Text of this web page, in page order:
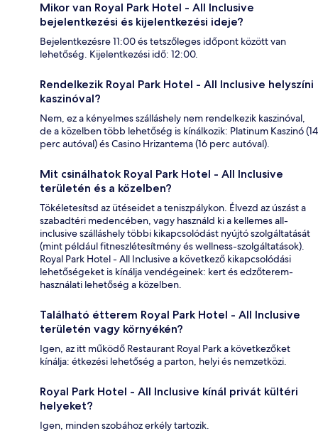
Mikor van Royal Park Hotel - All Inclusive
bejelentkezési és kijelentkezési ideje?
Bejelentkezésre 11:00 és tetszőleges időpont között van
lehetőség. Kijelentkezési idő: 12:00.
Rendelkezik Royal Park Hotel - All Inclusive helyszíni
kaszinóval?
Nem, ez a kényelmes szálláshely nem rendelkezik kaszinóval,
de a közelben több lehetőség is kínálkozik: Platinum Kaszinó (14
perc autóval) és Casino Hrizantema (16 perc autóval).
Mit csinálhatok Royal Park Hotel - All Inclusive
területén és a közelben?
Tökéletesítsd az ütéseidet a teniszpálykon. Élvezd az úszást a
szabadtéri medencében, vagy használd ki a kellemes all-
inclusive szálláshely többi kikapcsolódást nyújtó szolgáltatását
(mint például fitneszlétesítmény és wellness-szolgáltatások).
Royal Park Hotel - All Inclusive a következő kikapcsolódási
lehetőségeket is kínálja vendégeinek: kert és edzőterem-
használati lehetőség a közelben.
Található étterem Royal Park Hotel - All Inclusive
területén vagy környékén?
Igen, az itt működő Restaurant Royal Park a következőket
kínálja: étkezési lehetőség a parton, helyi és nemzetközi.
Royal Park Hotel - All Inclusive kínál privát kültéri
helyeket?
Igen, minden szobához erkély tartozik.